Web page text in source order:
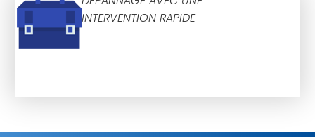
INTERVENTION RAPIDE